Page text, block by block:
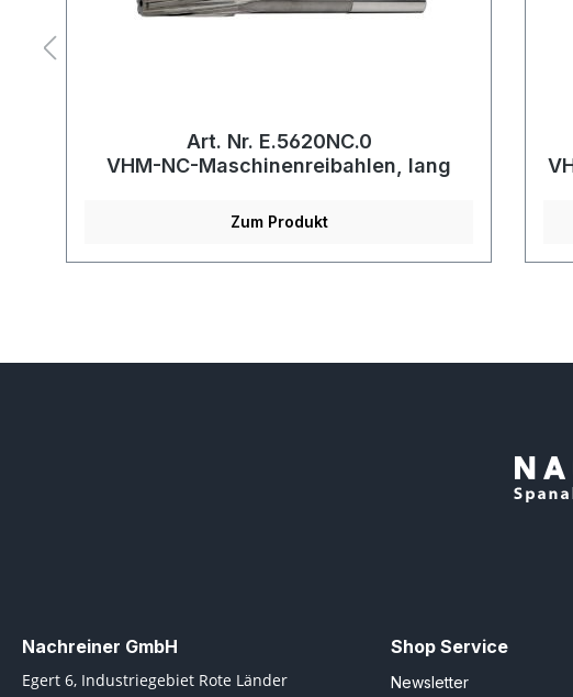
Art. Nr. E.5620NC.0
VHM-NC-Maschinenreibahlen, lang
Zum Produkt
Nachreiner GmbH
Egert 6, Industriegebiet Rote Länder
Shop Service
Newsletter